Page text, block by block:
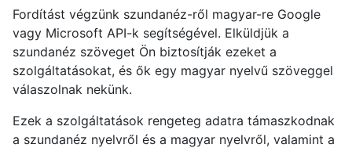
Fordítást végzünk szundanéz-ről magyar-re Google
vagy Microsoft API-k segítségével. Elküldjük a
szundanéz szöveget Ön biztosítják ezeket a
szolgáltatásokat, és ők egy magyar nyelvű szöveggel
válaszolnak nekünk.
Ezek a szolgáltatások rengeteg adatra támaszkodnak
a szundanéz nyelvről és a magyar nyelvről, valamint a